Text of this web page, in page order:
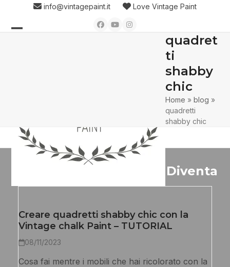
content
info@vintagepaint.it Love Vintage Paint
Facebook
YouTubeInstagram
quadret
ti
shabby
chic
Home »blog »
quadretti
shabby chic
Creare quadretti shabby chic con la
Vintage chalk Paint – TUTORIAL
08/11/2023
Cosa fai mentre i mobili che hai ricolorato con la
Diventa